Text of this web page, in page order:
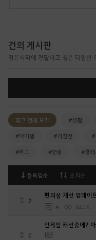
건의 게시판
검은사막에 전달하고 싶은 다양한
태그 전체 보기 #생활
#아이템 #거점전 #
#버그 #연출 #클래
등록일순 조회순
7
편의성 개선 업데이
4 62.1K
0
인게임 캐선중에?